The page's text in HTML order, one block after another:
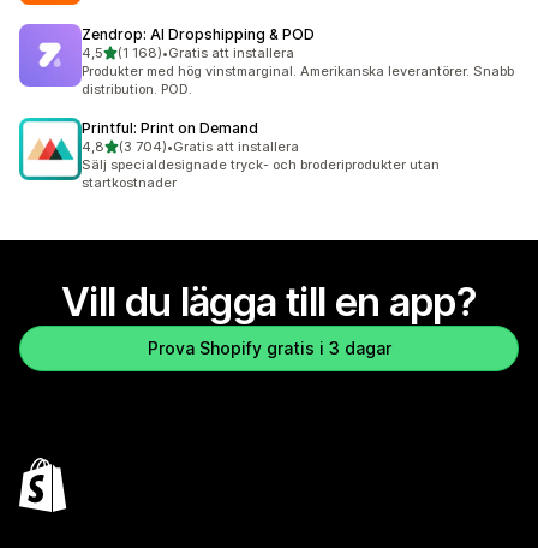
Zendrop: AI Dropshipping & POD
4,5av 5 stjärnor
(1 168)
1168 recensioner totalt
•Gratis att installera
Produkter med hög vinstmarginal. Amerikanska leverantörer. Snabb
distribution. POD.
Printful: Print on Demand
4,8av 5 stjärnor
(3 704)
3704 recensioner totalt
•Gratis att installera
Sälj specialdesignade tryck- och broderiprodukter utan
startkostnader
Vill du lägga till en app?
Prova Shopify gratis i 3 dagar